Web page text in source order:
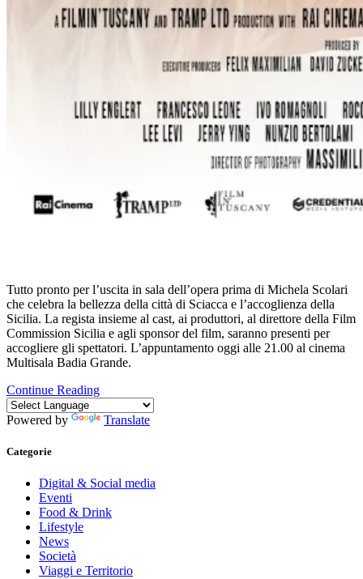
Tutto pronto per l’uscita in sala dell’opera prima di Michela Scolari
che celebra la bellezza della città di Sciacca e l’accoglienza della
Sicilia. La regista insieme al cast, ai produttori, al direttore della Film
Commission Sicilia e agli sponsor del film, saranno presenti per
accogliere gli spettatori. L’appuntamento oggi alle 21.00 al cinema
Multisala Badia Grande.
Continue Reading
Powered by Translate
Categorie
Digital & Social media
Eventi
Food & Drink
Lifestyle
News
Società
Viaggi e Territorio